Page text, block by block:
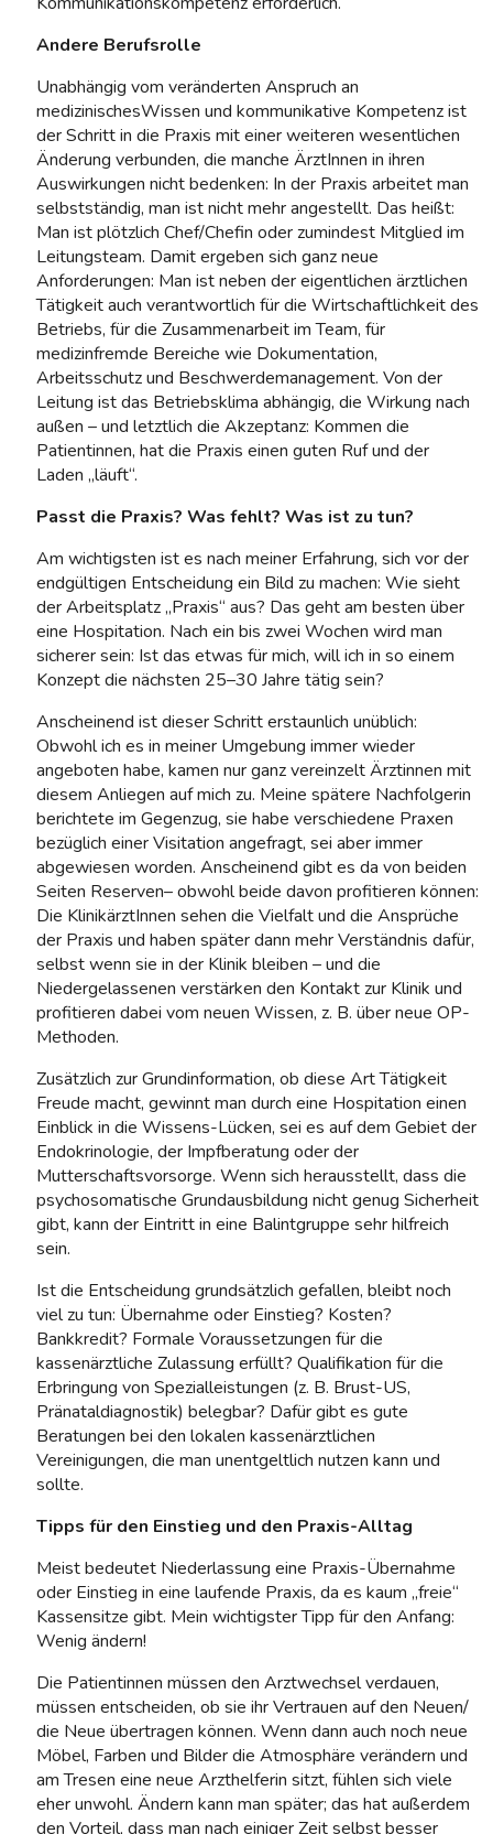
Andere Berufsrolle
Unabhängig vom veränderten Anspruch an
medizinischesWissen und kommunikative Kompetenz ist
der Schritt in die Praxis mit einer weiteren wesentlichen
Änderung verbunden, die manche ÄrztInnen in ihren
Auswirkungen nicht bedenken: In der Praxis arbeitet man
selbstständig, man ist nicht mehr angestellt. Das heißt:
Man ist plötzlich Chef/Chefin oder zumindest Mitglied im
Leitungsteam. Damit ergeben sich ganz neue
Anforderungen: Man ist neben der eigentlichen ärztlichen
Tätigkeit auch verantwortlich für die Wirtschaftlichkeit des
Betriebs, für die Zusammenarbeit im Team, für
medizinfremde Bereiche wie Dokumentation,
Arbeitsschutz und Beschwerdemanagement. Von der
Leitung ist das Betriebsklima abhängig, die Wirkung nach
außen – und letztlich die Akzeptanz: Kommen die
Patientinnen, hat die Praxis einen guten Ruf und der
Laden „läuft“.
Passt die Praxis? Was fehlt? Was ist zu tun?
Am wichtigsten ist es nach meiner Erfahrung, sich vor der
endgültigen Entscheidung ein Bild zu machen: Wie sieht
der Arbeitsplatz „Praxis“ aus? Das geht am besten über
eine Hospitation. Nach ein bis zwei Wochen wird man
sicherer sein: Ist das etwas für mich, will ich in so einem
Konzept die nächsten 25–30 Jahre tätig sein?
Anscheinend ist dieser Schritt erstaunlich unüblich:
Obwohl ich es in meiner Umgebung immer wieder
angeboten habe, kamen nur ganz vereinzelt Ärztinnen mit
diesem Anliegen auf mich zu. Meine spätere Nachfolgerin
berichtete im Gegenzug, sie habe verschiedene Praxen
bezüglich einer Visitation angefragt, sei aber immer
abgewiesen worden. Anscheinend gibt es da von beiden
Seiten Reserven– obwohl beide davon profitieren können:
Die KlinikärztInnen sehen die Vielfalt und die Ansprüche
der Praxis und haben später dann mehr Verständnis dafür,
selbst wenn sie in der Klinik bleiben – und die
Niedergelassenen verstärken den Kontakt zur Klinik und
profitieren dabei vom neuen Wissen, z. B. über neue OP-
Methoden.
Zusätzlich zur Grundinformation, ob diese Art Tätigkeit
Freude macht, gewinnt man durch eine Hospitation einen
Einblick in die Wissens-Lücken, sei es auf dem Gebiet der
Endokrinologie, der Impfberatung oder der
Mutterschaftsvorsorge. Wenn sich herausstellt, dass die
psychosomatische Grundausbildung nicht genug Sicherheit
gibt, kann der Eintritt in eine Balintgruppe sehr hilfreich
sein.
Ist die Entscheidung grundsätzlich gefallen, bleibt noch
viel zu tun: Übernahme oder Einstieg? Kosten?
Bankkredit? Formale Voraussetzungen für die
kassenärztliche Zulassung erfüllt? Qualifikation für die
Erbringung von Spezialleistungen (z. B. Brust-US,
Pränataldiagnostik) belegbar? Dafür gibt es gute
Beratungen bei den lokalen kassenärztlichen
Vereinigungen, die man unentgeltlich nutzen kann und
sollte.
Tipps für den Einstieg und den Praxis-Alltag
Meist bedeutet Niederlassung eine Praxis-Übernahme
oder Einstieg in eine laufende Praxis, da es kaum „freie“
Kassensitze gibt. Mein wichtigster Tipp für den Anfang:
Wenig ändern!
Die Patientinnen müssen den Arztwechsel verdauen,
müssen entscheiden, ob sie ihr Vertrauen auf den Neuen/
die Neue übertragen können. Wenn dann auch noch neue
Möbel, Farben und Bilder die Atmosphäre verändern und
am Tresen eine neue Arzthelferin sitzt, fühlen sich viele
eher unwohl. Ändern kann man später; das hat außerdem
den Vorteil, dass man nach einiger Zeit selbst besser